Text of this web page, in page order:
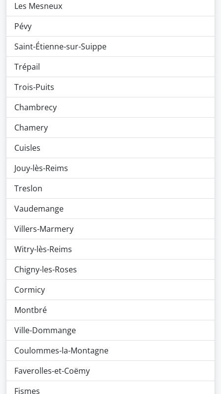
Les Mesneux
Pévy
Saint-Étienne-sur-Suippe
Trépail
Trois-Puits
Chambrecy
Chamery
Cuisles
Jouy-lès-Reims
Treslon
Vaudemange
Villers-Marmery
Witry-lès-Reims
Chigny-les-Roses
Cormicy
Montbré
Ville-Dommange
Coulommes-la-Montagne
Faverolles-et-Coëmy
Fismes